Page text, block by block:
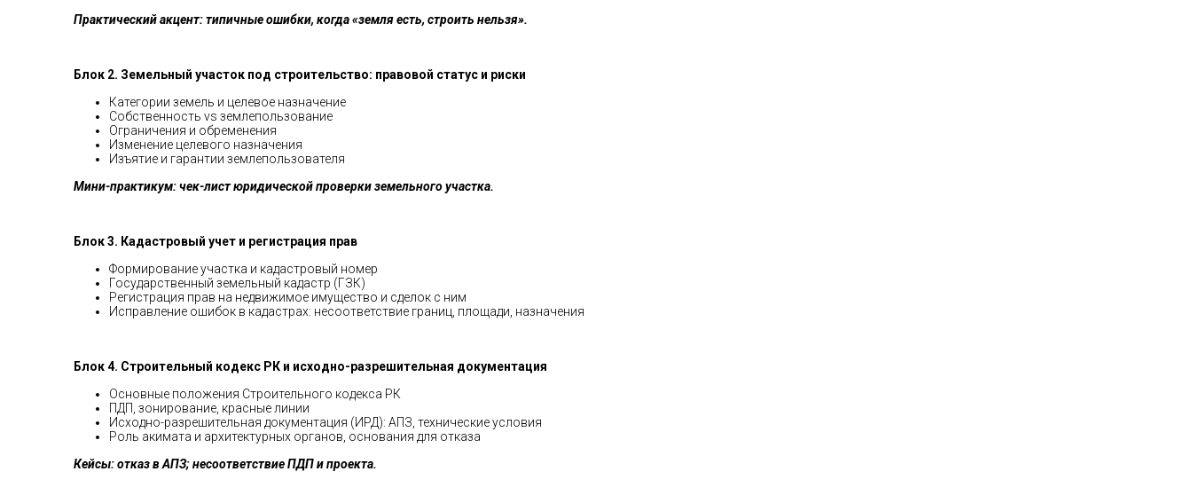
Практический акцент:типичные ошибки, когда «земля есть, строить нельзя».
Блок 2. Земельный участок под строительство: правовой статус и риски
Категории земель и целевое назначение
Собственность vs землепользование
Ограничения и обременения
Изменение целевого назначения
Изъятие и гарантии землепользователя
Мини-практикум:чек-лист юридической проверки земельного участка.
Блок 3. Кадастровый учет и регистрация прав
Формирование участка и кадастровый номер
Государственный земельный кадастр (ГЗК)
Регистрация прав на недвижимое имущество и сделок с ним
Исправление ошибок в кадастрах: несоответствие границ, площади, назначения
Блок 4. Строительный кодекс РК и исходно-разрешительная документация
Основные положения Строительного кодекса РК
ПДП, зонирование, красные линии
Исходно-разрешительная документация (ИРД): АПЗ, технические условия
Роль акимата и архитектурных органов, основания для отказа
Кейсы:отказ в АПЗ; несоответствие ПДП и проекта.